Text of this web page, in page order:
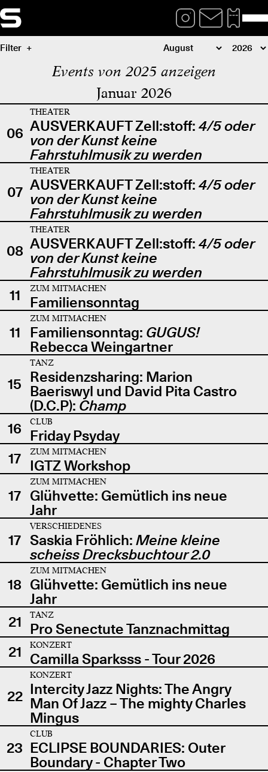
Filter
Events von 2025 anzeigen
Januar 2026
06
THEATER
AUSVERKAUFT Zell:stoff: 4/5 oder
von der Kunst keine
Fahrstuhlmusik zu werden
07
THEATER
AUSVERKAUFT Zell:stoff: 4/5 oder
von der Kunst keine
Fahrstuhlmusik zu werden
08
THEATER
AUSVERKAUFT Zell:stoff: 4/5 oder
von der Kunst keine
Fahrstuhlmusik zu werden
11
ZUM MITMACHEN
Familiensonntag
11
ZUM MITMACHEN
Familiensonntag: GUGUS!
Rebecca Weingartner
15
TANZ
Residenzsharing: Marion
Baeriswyl und David Pita Castro
(D.C.P): Champ
16
CLUB
Friday Psyday
17
ZUM MITMACHEN
IGTZ Workshop
17
ZUM MITMACHEN
Glühvette: Gemütlich ins neue
Jahr
17
VERSCHIEDENES
Saskia Fröhlich: Meine kleine
scheiss Drecksbuchtour 2.0
18
ZUM MITMACHEN
Glühvette: Gemütlich ins neue
Jahr
21
TANZ
Pro Senectute Tanznachmittag
21
KONZERT
Camilla Sparksss - Tour 2026
22
KONZERT
Intercity Jazz Nights: The Angry
Man Of Jazz – The mighty Charles
Mingus
23
CLUB
ECLIPSE BOUNDARIES: Outer
Boundary - Chapter Two